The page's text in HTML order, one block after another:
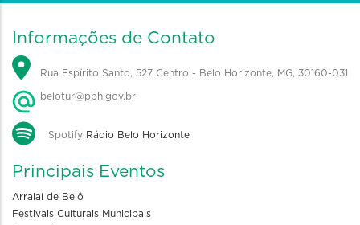
Informações de Contato
Rua Espírito Santo, 527 Centro - Belo Horizonte, MG, 30160-031
belotur@pbh.gov.br
Spotify Rádio Belo Horizonte
Principais Eventos
Arraial de Belô
Festivais Culturais Municipais